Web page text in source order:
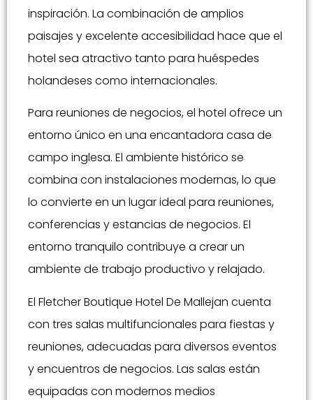
inspiración. La combinación de amplios
paisajes y excelente accesibilidad hace que el
hotel sea atractivo tanto para huéspedes
holandeses como internacionales.
Para reuniones de negocios, el hotel ofrece un
entorno único en una encantadora casa de
campo inglesa. El ambiente histórico se
combina con instalaciones modernas, lo que
lo convierte en un lugar ideal para reuniones,
conferencias y estancias de negocios. El
entorno tranquilo contribuye a crear un
ambiente de trabajo productivo y relajado.
El Fletcher Boutique Hotel De Mallejan cuenta
con tres salas multifuncionales para fiestas y
reuniones, adecuadas para diversos eventos
y encuentros de negocios. Las salas están
equipadas con modernos medios